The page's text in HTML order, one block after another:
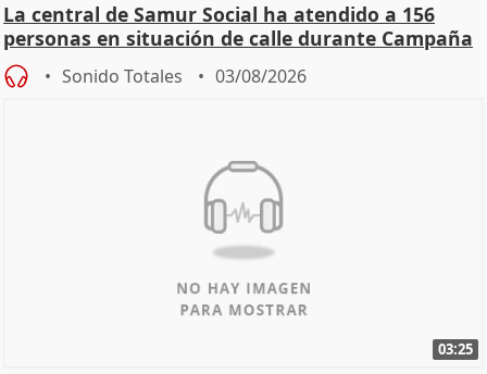
La central de Samur Social ha atendido a 156
personas en situación de calle durante Campaña
de Calor
Sonido Totales 03/08/2026
03:25